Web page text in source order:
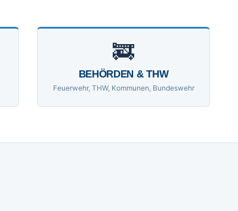
🚒
BEHÖRDEN & THW
Feuerwehr, THW, Kommunen, Bundeswehr